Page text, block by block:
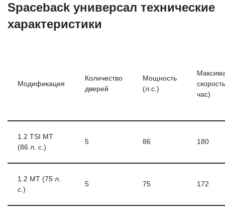
Spaceback универсал технические
характеристики
Модификация
Количество
дверей
Мощность
(л.с.)
час)
1.2 TSI MT
(86 л. с.)
5 86 180
1.2 МТ (75 л.
с.)
5 75 172